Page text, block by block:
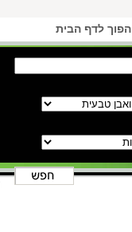
הפוך לדף הבית